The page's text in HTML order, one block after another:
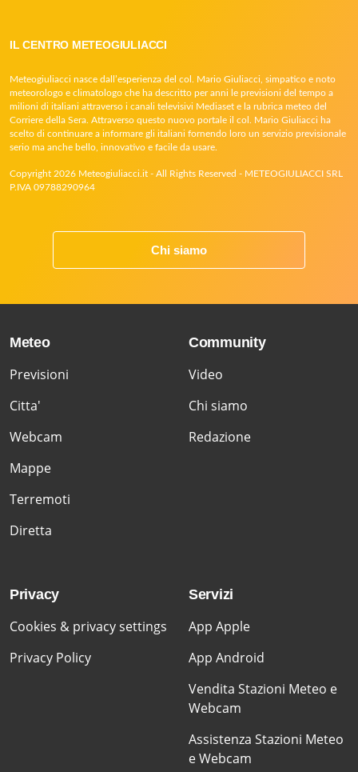
IL CENTRO METEOGIULIACCI
Meteogiuliacci nasce dall’esperienza del col. Mario Giuliacci, simpatico e noto
meteorologo e climatologo che ha descritto per anni le previsioni del tempo a
milioni di italiani attraverso i canali televisivi Mediaset e la rubrica meteo del
Corriere della Sera. Attraverso questo nuovo portale il col. Mario Giuliacci ha
scelto di continuare a informare gli italiani fornendo loro un servizio previsionale
serio ma anche bello, innovativo e facile da usare.
Copyright 2026 Meteogiuliacci.it - All Rights Reserved - METEOGIULIACCI SRL
P.IVA 09788290964
Chi siamo
Meteo
Previsioni
Citta'
Webcam
Mappe
Terremoti
Diretta
Community
Video
Chi siamo
Redazione
Privacy
Cookies & privacy settings
Privacy Policy
Servizi
App Apple
App Android
Vendita Stazioni Meteo e
Webcam
Assistenza Stazioni Meteo
e Webcam